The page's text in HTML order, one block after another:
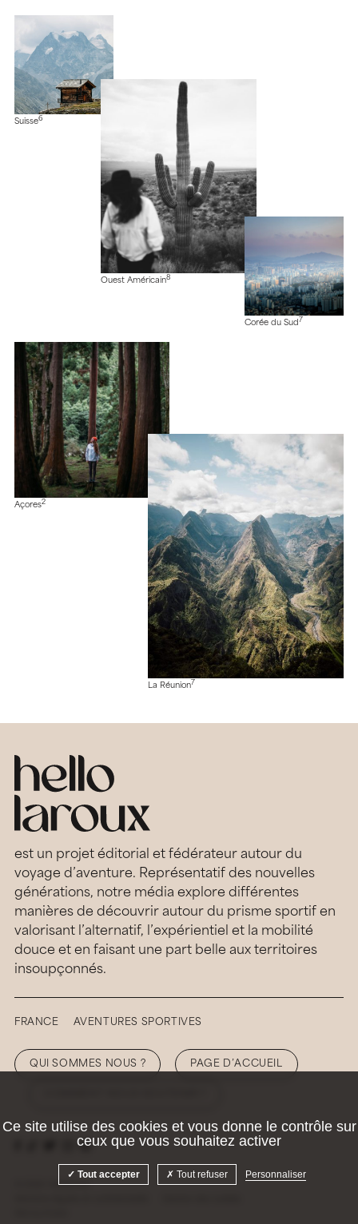
Suisse6
Ouest Américain8
Corée du Sud 7
Açores2
La Réunion7
est un projet éditorial et fédérateur autour du
voyage d’aventure. Représentatif des nouvelles
générations, notre média explore différentes
manières de découvrir autour du prisme sportif en
valorisant l’alternatif, l’expérientiel et la mobilité
douce et en faisant une part belle aux territoires
insoupçonnés.
FRANCE AVENTURES SPORTIVES
QUI SOMMES NOUS ? PAGE D’ACCUEIL
© 2026 Hellolaroux
Ce site utilise des cookies et vous donne le contrôle sur
ceux que vous souhaitez activer
Tout accepter Tout refuser Personnaliser